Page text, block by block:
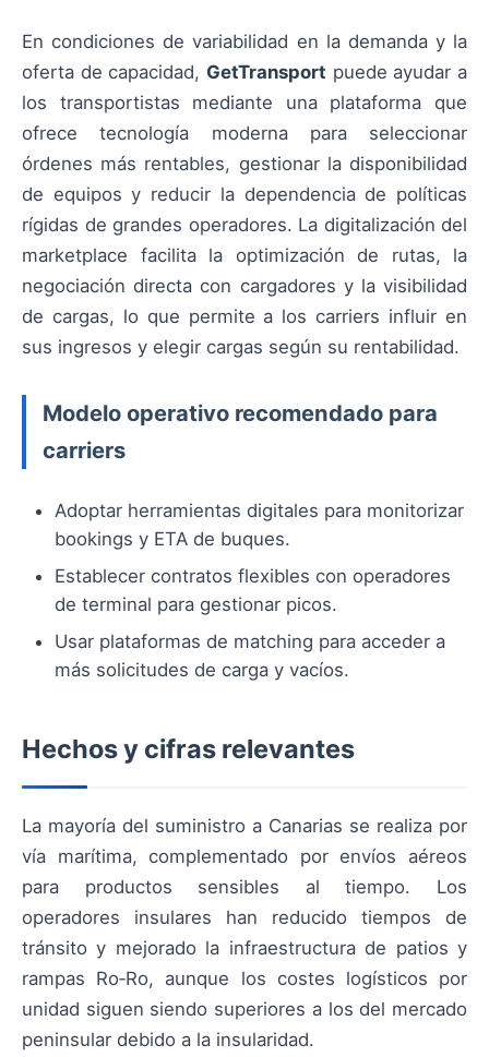
En condiciones de variabilidad en la demanda y la
oferta de capacidad, GetTransport puede ayudar a
los transportistas mediante una plataforma que
ofrece tecnología moderna para seleccionar
órdenes más rentables, gestionar la disponibilidad
de equipos y reducir la dependencia de políticas
rígidas de grandes operadores. La digitalización del
marketplace facilita la optimización de rutas, la
negociación directa con cargadores y la visibilidad
de cargas, lo que permite a los carriers influir en
sus ingresos y elegir cargas según su rentabilidad.
Modelo operativo recomendado para
carriers
Adoptar herramientas digitales para monitorizar
bookings y ETA de buques.
Establecer contratos flexibles con operadores
de terminal para gestionar picos.
Usar plataformas de matching para acceder a
más solicitudes de carga y vacíos.
Hechos y cifras relevantes
La mayoría del suministro a Canarias se realiza por
vía marítima, complementado por envíos aéreos
para productos sensibles al tiempo. Los
operadores insulares han reducido tiempos de
tránsito y mejorado la infraestructura de patios y
rampas Ro‑Ro, aunque los costes logísticos por
unidad siguen siendo superiores a los del mercado
peninsular debido a la insularidad.